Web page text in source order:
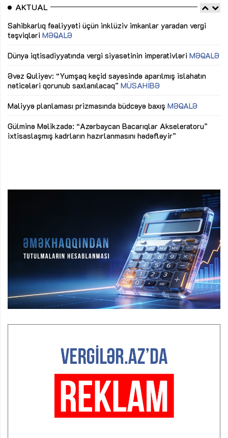
AKTUAL
Sahibkarlıq fəaliyyəti üçün inklüziv imkanlar yaradan vergi
təşviqləri MƏQALƏ
Dünya iqtisadiyyatında vergi siyasətinin imperativləri MƏQALƏ
Əvəz Quliyev: “Yumşaq keçid sayəsində aparılmış islahatın
nəticələri qorunub saxlanılacaq” MÜSAHİBƏ
Maliyyə planlaması prizmasında büdcəyə baxış MƏQALƏ
Gülminə Məlikzadə: “Azərbaycan Bacarıqlar Akseleratoru”
ixtisaslaşmış kadrların hazırlanmasını hədəfləyir”